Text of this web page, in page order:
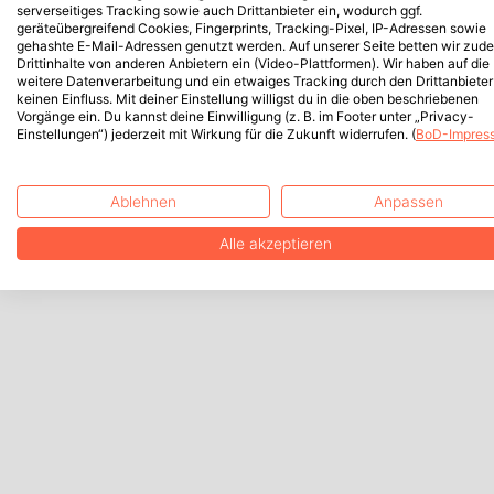
serverseitiges Tracking sowie auch Drittanbieter ein, wodurch ggf.
geräteübergreifend Cookies, Fingerprints, Tracking-Pixel, IP-Adressen sowie
gehashte E-Mail-Adressen genutzt werden. Auf unserer Seite betten wir
Drittinhalte von anderen Anbietern ein (Video-Plattformen). Wir haben auf die
weitere Datenverarbeitung und ein etwaiges Tracking durch den Drittanbieter
keinen Einfluss. Mit deiner Einstellung willigst du in die oben beschriebenen
Vorgänge ein. Du kannst deine Einwilligung (z. B. im Footer unter „Privacy-
Einstellungen“) jederzeit mit Wirkung für die Zukunft widerrufen. (BoD-
Ablehnen Anpassen
Alle akzeptieren